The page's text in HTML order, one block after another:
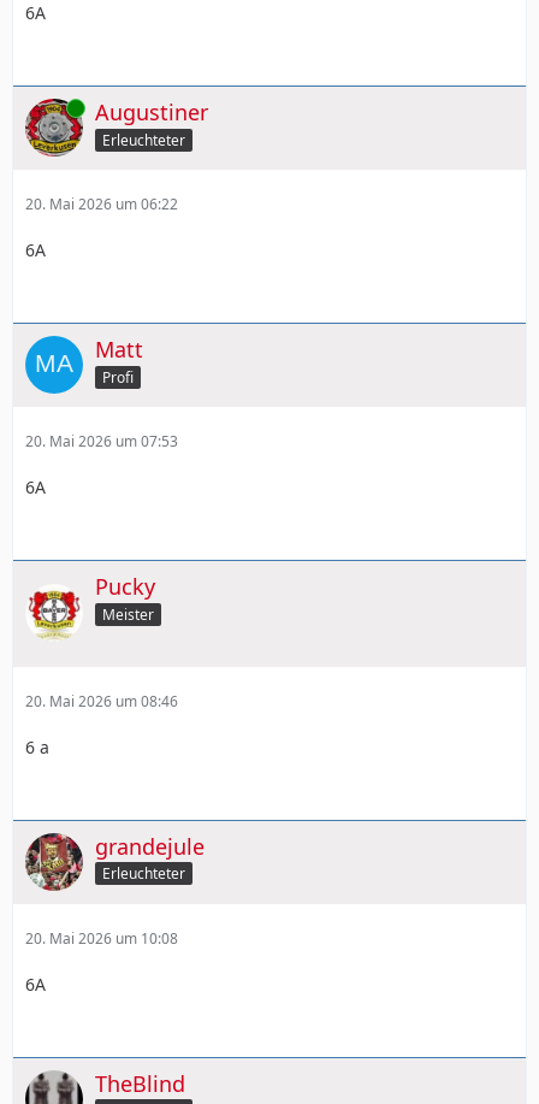
6A
Online Augustiner
Erleuchteter
20. Mai 2026 um 06:22
6A
Matt
Profi
20. Mai 2026 um 07:53
6A
Pucky
Meister
20. Mai 2026 um 08:46
6 a
grandejule
Erleuchteter
20. Mai 2026 um 10:08
6A
TheBlind